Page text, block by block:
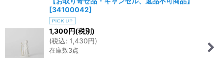
[34100042]
1,300円(税別)
(税込: 1,430円)
在庫数3点